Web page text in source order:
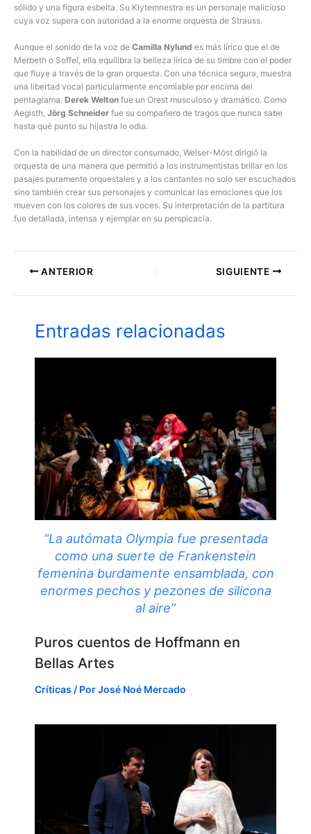
sólido y una figura esbelta. Su Klytemnestra es un personaje malicioso
cuya voz supera con autoridad a la enorme orquesta de Strauss.
Aunque el sonido de la voz de Camilla Nylund es más lírico que el de
Merbeth o Soffel, ella equilibra la belleza lírica de su timbre con el poder
que fluye a través de la gran orquesta. Con una técnica segura, muestra
una libertad vocal particularmente encomiable por encima del
pentagrama. Derek Welton fue un Orest musculoso y dramático. Como
Aegisth, Jörg Schneider fue su compañero de tragos que nunca sabe
hasta qué punto su hijastra lo odia.
Con la habilidad de un director consumado, Welser-Möst dirigió la
orquesta de una manera que permitió a los instrumentistas brillar en los
pasajes puramente orquestales y a los cantantes no solo ser escuchados
sino también crear sus personajes y comunicar las emociones que los
mueven con los colores de sus voces. Su interpretación de la partitura
fue detallada, intensa y ejemplar en su perspicacia.
ANTERIOR SIGUIENTE
Entradas relacionadas
“La autómata Olympia fue presentada
como una suerte de Frankenstein
femenina burdamente ensamblada, con
enormes pechos y pezones de silicona
al aire”
Puros cuentos de Hoffmann en
Bellas Artes
Críticas / PorJosé Noé Mercado